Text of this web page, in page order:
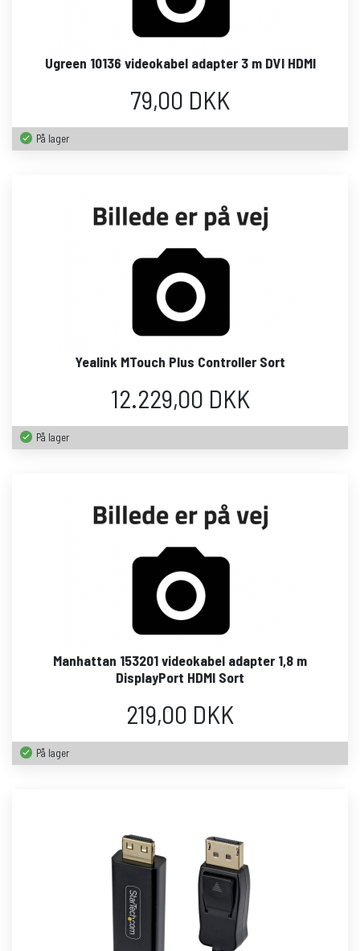
Ugreen 10136 videokabel adapter 3 m DVI HDMI
79,00 DKK
På lager
Yealink MTouch Plus Controller Sort
12.229,00 DKK
På lager
Manhattan 153201 videokabel adapter 1,8 m
DisplayPort HDMI Sort
219,00 DKK
På lager